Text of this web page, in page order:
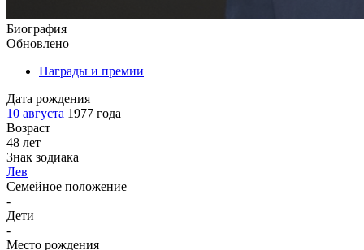
Биография
Обновлено
Награды и премии
Дата рождения
10 августа 1977 года
Возраст
48 лет
Знак зодиака
Лев
Семейное положение
-
Дети
-
Место рождения